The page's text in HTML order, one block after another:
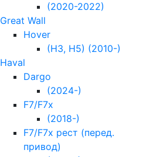
(2020-2022)
Great Wall
Hover
(H3, H5) (2010-)
Haval
Dargo
(2024-)
F7/F7x
(2018-)
F7/F7x рест (перед.
привод)